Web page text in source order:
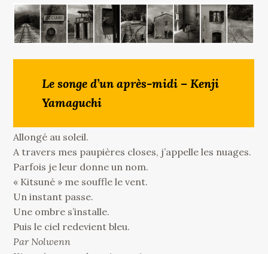
Le songe d’un après-midi – Kenji
Yamaguchi
Allongé au soleil.
A travers mes paupières closes, j’appelle les nuages.
Parfois je leur donne un nom.
« Kitsuné » me souffle le vent.
Un instant passe.
Une ombre s’installe.
Puis le ciel redevient bleu.
Par Nolwenn